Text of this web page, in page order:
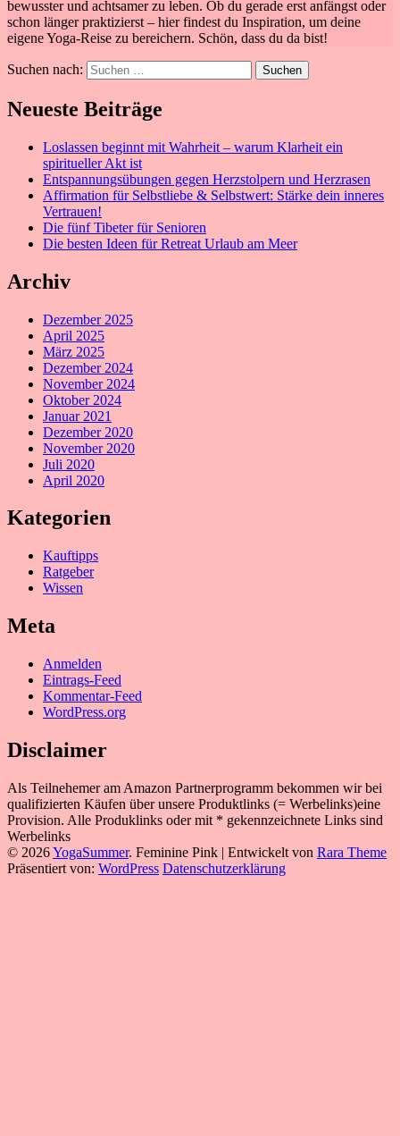
bewusster und achtsamer zu leben. Ob du gerade erst anfängst oder
schon länger praktizierst – hier findest du Inspiration, um deine
eigene Yoga-Reise zu bereichern. Schön, dass du da bist!
Suchen nach:
Neueste Beiträge
Loslassen beginnt mit Wahrheit – warum Klarheit ein
spiritueller Akt ist
Entspannungsübungen gegen Herzstolpern und Herzrasen
Affirmation für Selbstliebe & Selbstwert: Stärke dein inneres
Vertrauen!
Die fünf Tibeter für Senioren
Die besten Ideen für Retreat Urlaub am Meer
Archiv
Dezember 2025
April 2025
März 2025
Dezember 2024
November 2024
Oktober 2024
Januar 2021
Dezember 2020
November 2020
Juli 2020
April 2020
Kategorien
Kauftipps
Ratgeber
Wissen
Meta
Anmelden
Eintrags-Feed
Kommentar-Feed
WordPress.org
Disclaimer
Als Teilnehemer am Amazon Partnerprogramm bekommen wir bei
qualifizierten Käufen über unsere Produktlinks (= Werbelinks)eine
Provision. Alle Produklinks oder mit * gekennzeichnete Links sind
Werbelinks
© 2026YogaSummer. Feminine Pink | Entwickelt von Rara Theme
Präsentiert von: WordPress Datenschutzerklärung